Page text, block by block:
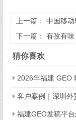
上一篇： 中国移动
此展开
下一篇： 有孜有
猜你喜欢
2026年福建 GEO
技术赋能品牌全域
客户案例｜深圳外
顺利完成
福建GEO发稿平